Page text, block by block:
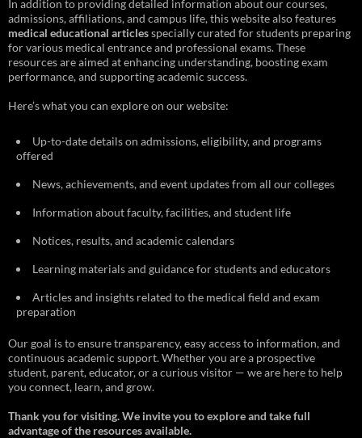
In addition to providing detailed information about our courses,
admissions, affiliations, and campus life, this website also features
medical educational articlesspecially curated for students preparing
for various medical entrance and professional exams. These
resources are aimed at enhancing understanding, boosting exam
performance, and supporting academic success.
Here’s what you can explore on our website:
Up-to-date details on admissions, eligibility, and programs
offered
News, achievements, and event updates from all our colleges
Information about faculty, facilities, and student life
Notices, results, and academic calendars
Learning materials and guidance for students and educators
Articles and insights related to the medical field and exam
preparation
Our goal is to ensure transparency, easy access to information, and
continuous academic support. Whether you are a prospective
student, parent, educator, or a curious visitor — we are here to help
you connect, learn, and grow.
Thank you for visiting. We invite you to explore and take full
advantage of the resources available.